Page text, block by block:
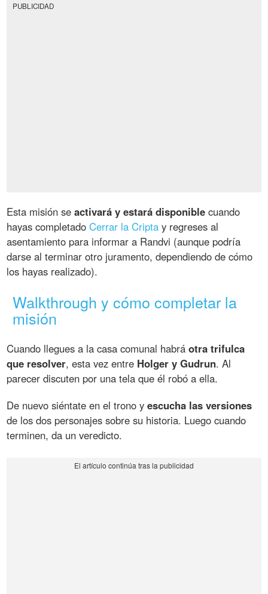
PUBLICIDAD
Esta misión seactivará y estará disponible cuando
hayas completadoCerrar la Cripta y regreses al
asentamiento para informar a Randvi (aunque podría
darse al terminar otro juramento, dependiendo de cómo
los hayas realizado).
Walkthrough y cómo completar la
misión
Cuando llegues a la casa comunal habráotra trifulca
que resolver, esta vez entre Holger y Gudrun. Al
parecer discuten por una tela que él robó a ella.
De nuevo siéntate en el trono yescucha las versiones
de los dos personajes sobre su historia. Luego cuando
terminen, da un veredicto.